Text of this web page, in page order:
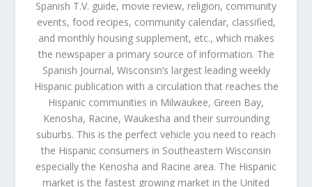
Spanish T.V. guide, movie review, religion, community
events, food recipes, community calendar, classified,
and monthly housing supplement, etc., which makes
the newspaper a primary source of information. The
Spanish Journal, Wisconsin’s largest leading weekly
Hispanic publication with a circulation that reaches the
Hispanic communities in Milwaukee, Green Bay,
Kenosha, Racine, Waukesha and their surrounding
suburbs. This is the perfect vehicle you need to reach
the Hispanic consumers in Southeastern Wisconsin
especially the Kenosha and Racine area. The Hispanic
market is the fastest growing market in the United